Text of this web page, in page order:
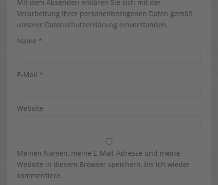
Mit dem Absenden erklären Sie sich mit der
Verarbeitung Ihrer personenbezogenen Daten gemäß
unserer Datenschutzerklärung einverstanden.
Name *
E-Mail *
Website
Meinen Namen, meine E-Mail-Adresse und meine
Website in diesem Browser speichern, bis ich wieder
kommentiere.